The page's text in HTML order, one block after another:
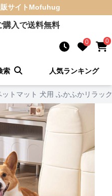
サイト Mofuhug
購入で送料無料
0 0
索 人気ランキング
ットマット 犬用 ふかふかリラッ